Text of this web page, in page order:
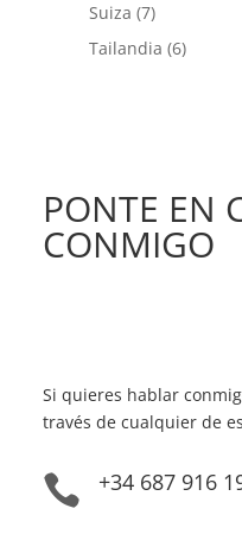
Suiza (7)
Tailandia (6)
PONTE EN
CONMIGO
Si quieres hablar
través de cualquier de
 +34 687 916